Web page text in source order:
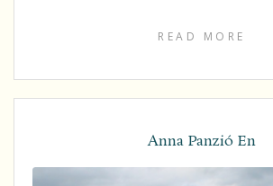
READ MORE
Anna Panzió En